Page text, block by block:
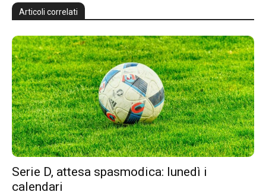
Articoli correlati
Serie D, attesa spasmodica: lunedì i
calendari